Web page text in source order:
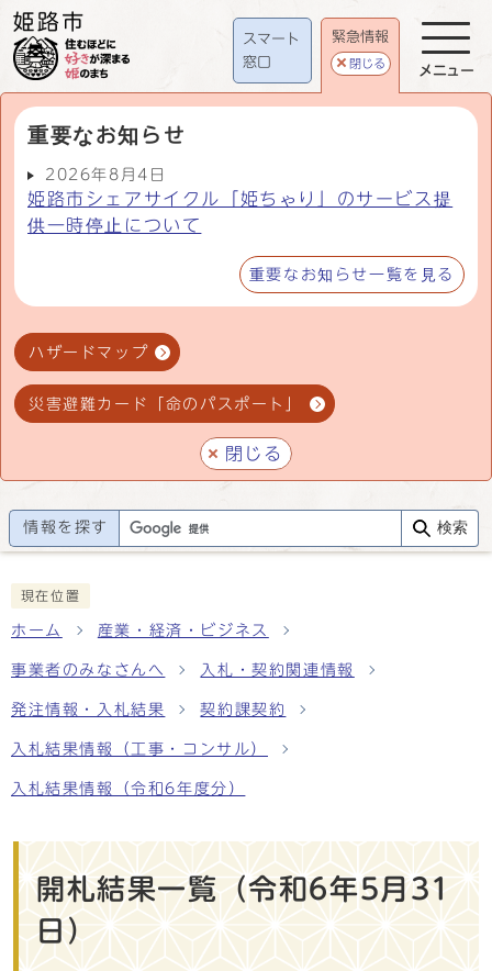
スマート
窓口
緊急情報
閉じる
重要なお知らせ
2026年8月4日
姫路市シェアサイクル「姫ちゃり」のサービス提
供一時停止について
重要なお知らせ一覧を見る
ハザードマップ
災害避難カード「命のパスポート」
閉じる
メニュー
情報を探す 検索
現在位置
ホーム 産業・経済・ビジネス
事業者のみなさんへ 入札・契約関連情報
発注情報・入札結果 契約課契約
入札結果情報（工事・コンサル）
入札結果情報（令和6年度分）
開札結果一覧（令和6年5月31
日）